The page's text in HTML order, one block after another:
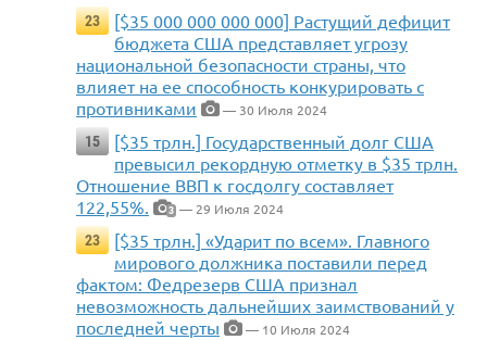
23
[$35 000 000 000 000] Растущий дефицит
бюджета США представляет угрозу
национальной безопасности страны, что
влияет на ее способность конкурировать с
противниками
— 30 Июля 2024
15
[$35 трлн.] Государственный долг США
превысил рекордную отметку в $35 трлн.
Отношение ВВП к госдолгу составляет
122,55%.
3 — 29 Июля 2024
23
[$35 трлн.] «Ударит по всем». Главного
мирового должника поставили перед
фактом: Федрезерв США признал
невозможность дальнейших заимствований у
последней черты
— 10 Июля 2024